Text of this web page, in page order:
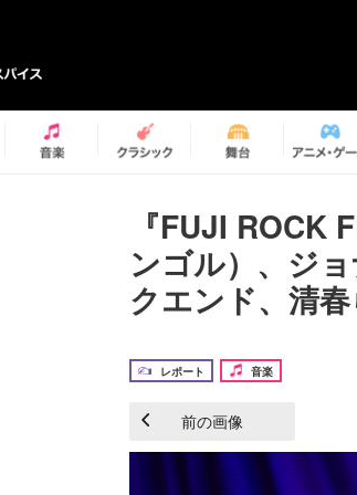
『FUJI ROCK
ンゴル）、ジ
クエンド、清
レポート 音楽
前の画像